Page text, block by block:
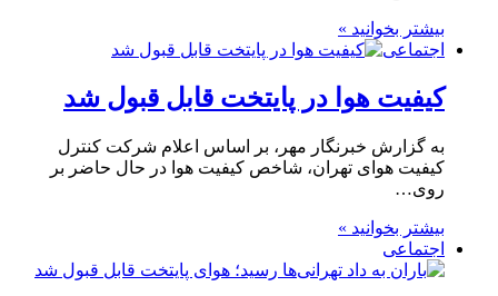
بیشتر بخوانید »
اجتماعی
کیفیت هوا در پایتخت قابل قبول شد
به گزارش خبرنگار مهر، بر اساس اعلام شرکت کنترل
کیفیت هوای تهران، شاخص کیفیت هوا در حال حاضر بر
روی…
بیشتر بخوانید »
اجتماعی